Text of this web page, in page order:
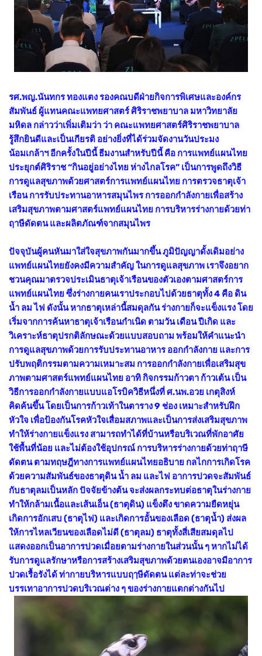
รศ.พญ.นันทกร ทองแตง รองคณบดีฝ่ายกิจการพิเศษและองค์กร
สัมพันธ์ ผู้แทนคณะแพทยศาสตร์ ศิริราชพยาบาล มหาวิทยาลัย
มหิดล กล่าวว่าเพิ่มเติมว่า ว่า คณะแพทยศาสตร์ศิริราชพยาบาล
รู้สึกยินดีและเป็นเกียรติ อย่างยิ่งที่ได้ร่วมจัดงานวันประมง
น้อมเกล้าฯ อีกครั้งในปีนี้ ธีมงานสำหรับปีนี้ คือ การแพทย์แผนไทย
ประยุกต์ศิริราช “กินอยู่อย่างไทย ห่างไกลโรค” เป็นการพูดถึงวิธี
การดูแลสุขภาพด้วยศาสตร์การแพทย์แผนไทย การตรวจธาตุเจ้า
เรือน การรับประทานอาหารสมุนไพร การออกกำลังกายเพื่อสร้าง
เสริมสุขภาพตามศาสตร์แพทย์แผนไทย การบริหารร่างกายด้วยท่า
ฤาษีดัดตน และผลิตภัณฑ์จากสมุนไพร
ปัจจุบันผู้คนหันมาใส่ใจสุขภาพกันมากขึ้น ภูมิปัญญาดั้งเดิมอย่าง
แพทย์แผนไทยยังคงมีความสำคัญ ในการดูแลสุขภาพ เราจึงอยาก
ชวนคุณมาตรวจประเมินธาตุเจ้าเรือนของตัวเองตามศาสตร์การ
แพทย์แผนไทย ซึ่งร่างกายคนเราประกอบไปด้วยธาตุทั้ง 4 คือ ดิน
น้ำ ลม ไฟ ดังนั้น หากธาตุเหล่านี้สมดุลกัน ร่างกายก็จะแข็งแรง โดย
เริ่มจากการค้นหาธาตุเจ้าเรือนกำเนิด ตามวัน เดือน ปีเกิด และ
วิเคราะห์ธาตุปรกติลักษณะด้วยแบบสอบถาม พร้อมให้คำแนะนำ
การดูแลสุขภาพด้วยการรับประทานอาหาร ออกกำลังกาย และการ
ปรับพฤติกรรมตามความเหมาะสม การออกกำลังกายเพื่อเสริมสุข
ภาพตามศาสตร์แพทย์แผนไทย อาทิ กิจกรรมก้าวตา ก้าวเต้น เป็น
วิธีการออกกำลังกายแบบแอโรบิควิธีหนึ่งที่ ศ.นพ.อวย เกตุสิงห์
คิดค้นขึ้น โดยเป็นการก้าวเท้าในตาราง 9 ช่อง เหมาะสำหรับฝึก
หัวใจ เพื่อป้องกันโรคหัวใจเสื่อมสภาพและเป็นการส่งเสริมสุขภาพ
ทำให้ร่างกายแข็งแรง สามารถทำได้ที่บ้านหรือบริเวณที่พักอาศัย
ใช้พื้นที่น้อย และไม่ต้องใช้อุปกรณ์ การบริหารร่างกายด้วยท่าฤาษี
ดัดตน ตามทฤษฎีทางการแพทย์แผนไทยอธิบาย กลไกการเกิดโรค
ด้วยความสัมพันธ์ของธาตุดิน น้ำ ลม และไฟ อาการปวดจะสัมพันธ์
กับธาตุลมเป็นหลัก ปัจจัยข้างต้น จะส่งผลกระทบต่อธาตุในร่างกาย
ทำให้กล้ามเนื้อและเส้นเอ็น (ธาตุดิน) แข็งตึง ขาดความยืดหยุ่น
เกิดการอักเสบ (ธาตุไฟ) และเกิดการอั้นของเลือด (ธาตุน้ำ) ส่งผล
ให้การไหลเวียนของเลือดไม่ดี (ธาตุลม) ธาตุทั้งสี่เสียสมดุลไป
แสดงออกเป็นอาการปวดเมื่อยตามร่างกายในส่วนนั้น ๆ หากไม่ได้
รับการดูแลรักษาหรือการสร้างเสริมสุขภาพด้วยตนเองอาจมีอาการ
ปวดเรื้อรังได้ ท่ากายบริหารแบบฤๅษีดัดตน แต่ละท่าจะช่วย
บรรเทาอาการปวดบริเวณต่าง ๆ ของร่างกายแตกต่างกันไป